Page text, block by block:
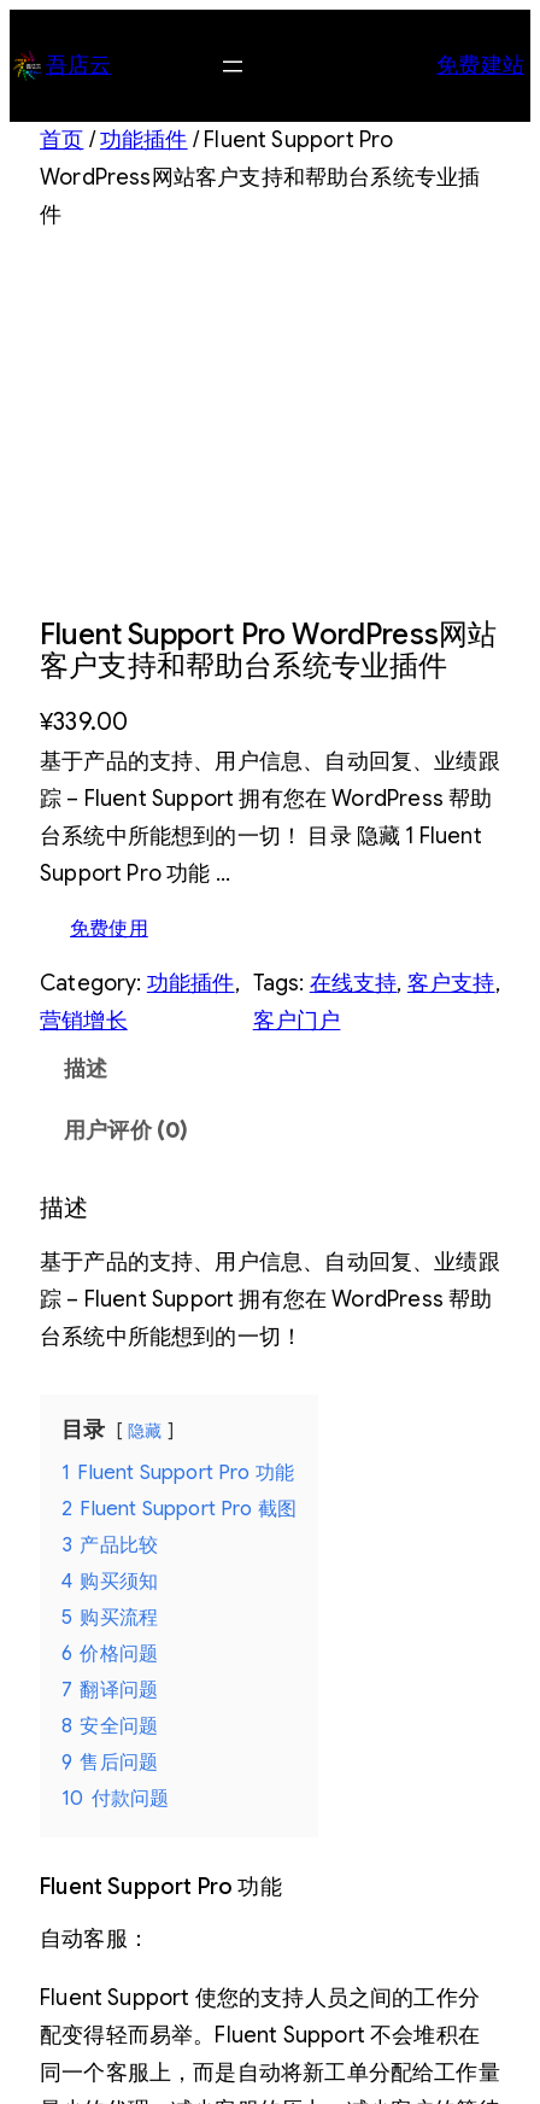
至 吾店云 免费建站
首页 /功能插件 / Fluent Support Pro
WordPress网站客户支持和帮助台系统专业插
件
Fluent Support Pro WordPress网站
客户支持和帮助台系统专业插件
¥339.00
基于产品的支持、用户信息、自动回复、业绩跟
踪 – Fluent Support 拥有您在 WordPress 帮助
台系统中所能想到的一切！ 目录 隐藏 1 Fluent
Support Pro 功能 …
免费使用
Category: 功能插件
营销增长
Tags: 在线支持, 客户支持
客户门户
描述
用户评价 (0)
描述
基于产品的支持、用户信息、自动回复、业绩跟
踪 – Fluent Support 拥有您在 WordPress 帮助
台系统中所能想到的一切！
目录 隐藏
1 Fluent Support Pro 功能
2 Fluent Support Pro 截图
3 产品比较
4 购买须知
5 购买流程
6 价格问题
7 翻译问题
8 安全问题
9 售后问题
10 付款问题
Fluent Support Pro 功能
自动客服：
Fluent Support 使您的支持人员之间的工作分
配变得轻而易举。Fluent Support 不会堆积在
同一个客服上，而是自动将新工单分配给工作量